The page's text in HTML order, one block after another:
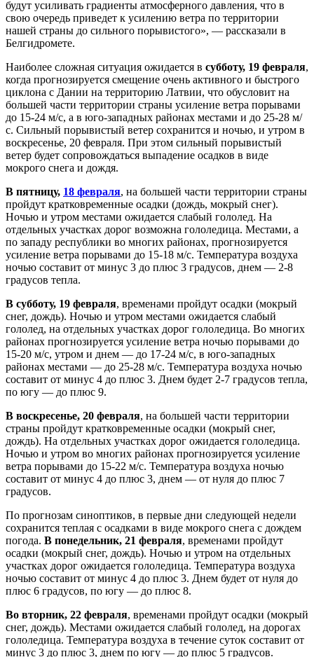
будут усиливать градиенты атмосферного давления, что в
свою очередь приведет к усилению ветра по территории
нашей страны до сильного порывистого», — рассказали в
Белгидромете.
Наиболее сложная ситуация ожидается в субботу, 19 февраля,
когда прогнозируется смещение очень активного и быстрого
циклона с Дании на территорию Латвии, что обусловит на
большей части территории страны усиление ветра порывами
до 15-24 м/с, а в юго-западных районах местами и до 25-28 м/
с. Сильный порывистый ветер сохранится и ночью, и утром в
воскресенье, 20 февраля. При этом сильный порывистый
ветер будет сопровождаться выпадение осадков в виде
мокрого снега и дождя.
В пятницу, 18 февраля, на большей части территории страны
пройдут кратковременные осадки (дождь, мокрый снег).
Ночью и утром местами ожидается слабый гололед. На
отдельных участках дорог возможна гололедица. Местами, а
по западу республики во многих районах, прогнозируется
усиление ветра порывами до 15-18 м/с. Температура воздуха
ночью составит от минус 3 до плюс 3 градусов, днем — 2-8
градусов тепла.
В субботу, 19 февраля, временами пройдут осадки (мокрый
снег, дождь). Ночью и утром местами ожидается слабый
гололед, на отдельных участках дорог гололедица. Во многих
районах прогнозируется усиление ветра ночью порывами до
15-20 м/с, утром и днем — до 17-24 м/с, в юго-западных
районах местами — до 25-28 м/с. Температура воздуха ночью
составит от минус 4 до плюс 3. Днем будет 2-7 градусов тепла,
по югу — до плюс 9.
В воскресенье, 20 февраля, на большей части территории
страны пройдут кратковременные осадки (мокрый снег,
дождь). На отдельных участках дорог ожидается гололедица.
Ночью и утром во многих районах прогнозируется усиление
ветра порывами до 15-22 м/с. Температура воздуха ночью
составит от минус 4 до плюс 3, днем — от нуля до плюс 7
градусов.
По прогнозам синоптиков, в первые дни следующей недели
сохранится теплая с осадками в виде мокрого снега с дождем
погода. В понедельник, 21 февраля, временами пройдут
осадки (мокрый снег, дождь). Ночью и утром на отдельных
участках дорог ожидается гололедица. Температура воздуха
ночью составит от минус 4 до плюс 3. Днем будет от нуля до
плюс 6 градусов, по югу — до плюс 8.
Во вторник, 22 февраля, временами пройдут осадки (мокрый
снег, дождь). Местами ожидается слабый гололед, на дорогах
гололедица. Температура воздуха в течение суток составит от
минус 3 до плюс 3, днем по югу — до плюс 5 градусов.